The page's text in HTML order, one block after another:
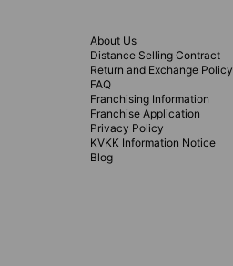
About Us
Distance Selling Contract
Return and Exchange Policy
FAQ
Franchising Information
Franchise Application
Privacy Policy
KVKK Information Notice
Blog